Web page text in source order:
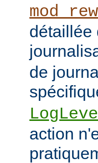
détaillée
de
action